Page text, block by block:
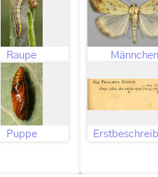
Raupe
Puppe
Männchen